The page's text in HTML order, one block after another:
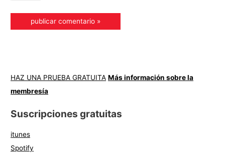
HAZ UNA PRUEBA GRATUITA Más información sobre la
membresía
Suscripciones gratuitas
itunes
Spotify